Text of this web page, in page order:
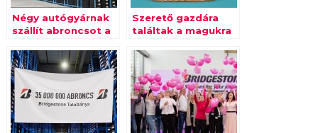
Négy autógyárnak
szállít abroncsot a
Tatabánya
Szerető gazdára
találtak a magukra
menhelyi kutyák